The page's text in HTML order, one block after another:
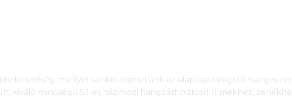
lehetőség, mellyel szintet léphetünk az alaplapi integrált
kiváló minőségű 5.1-es házimozi hangzást biztosít filmekhez,